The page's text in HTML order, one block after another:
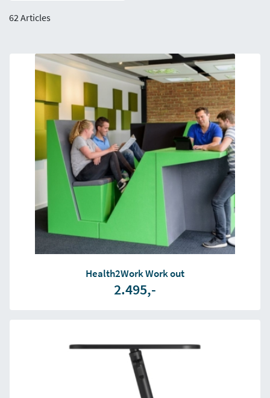
62 Articles
Health2Work Work out
2.495,-